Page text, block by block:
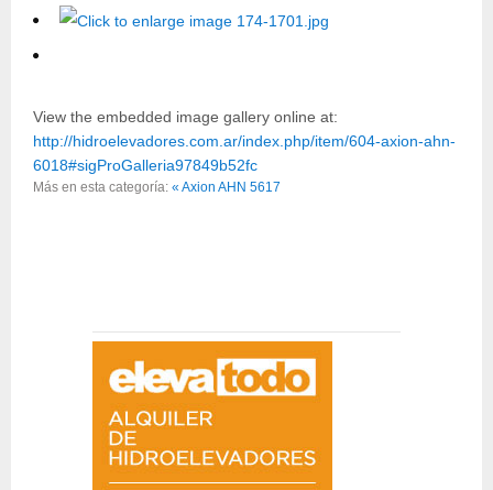
View the embedded image gallery online at:
http://hidroelevadores.com.ar/index.php/item/604-axion-ahn-
6018#sigProGalleria97849b52fc
Más en esta categoría: « Axion AHN 5617